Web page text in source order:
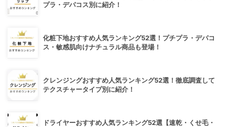
プラ・デパコス別に紹介！
化粧下地おすすめ人気ランキング52選！プチプラ・デパコ
ス・敏感肌向けナチュラル商品も登場！
クレンジングおすすめ人気ランキング52選！徹底調査して
テクスチャータイプ別に紹介！
ドライヤーおすすめ人気ランキング52選【速乾・くせ毛・